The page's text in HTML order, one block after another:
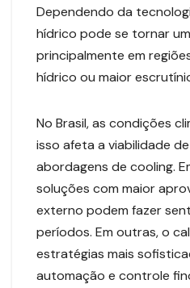
Dependendo da
hídrico pode se tornar
principalmente em
hídrico ou maior
No Brasil, as condições
isso afeta a viabilidade
abordagens de cooling.
soluções com maior
externo podem fazer
períodos. Em outras, o
estratégias mais
automação e controle